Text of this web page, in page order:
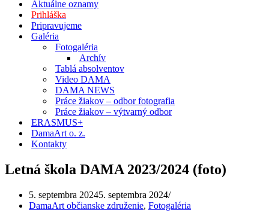
Aktuálne oznamy
Prihláška
Pripravujeme
Galéria
Fotogaléria
Archív
Tablá absolventov
Video DAMA
DAMA NEWS
Práce žiakov – odbor fotografia
Práce žiakov – výtvarný odbor
ERASMUS+
DamaArt o. z.
Kontakty
Letná škola DAMA 2023/2024 (foto)
5. septembra 20245. septembra 2024
DamaArt občianske združenie, Fotogaléria